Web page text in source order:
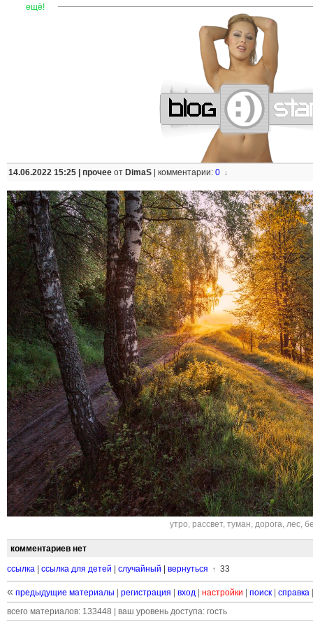
ещё! ——————————————————————
14.06.2022 15:25 | прочее от DimaS комментарии: 0 ↓
утро, рассвет, туман, дорога, лес,
комментариев нет
ссылка ссылка для детей случайный вернуться ↑ 33
« предыдущие материалы регистрация вход настройки поиск справка
всего материалов: 133448 | ваш уровень доступа: гость